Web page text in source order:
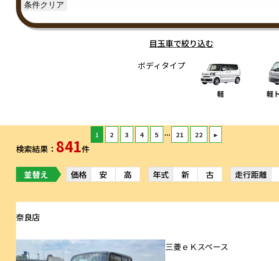
目玉車で絞り込む
ボディタイプ
検索結果： 841件
1 2 3 4 5 ... 21 22 ▸
並替え 価格 安 高 年式 新 古 走行距離
奈良店
三菱ｅＫスペース